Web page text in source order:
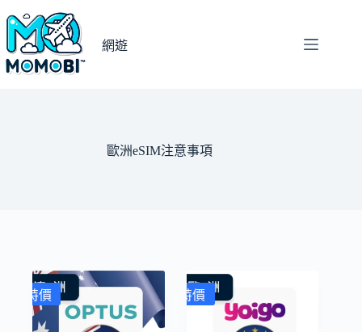
主
要
網遊
歐洲eSIM注意事項
特價 特價